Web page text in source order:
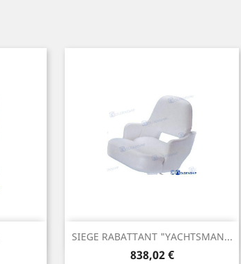
SIEGE RABATTANT "YACHTSMAN...
Prix
838,02 €
Aperçu rapide